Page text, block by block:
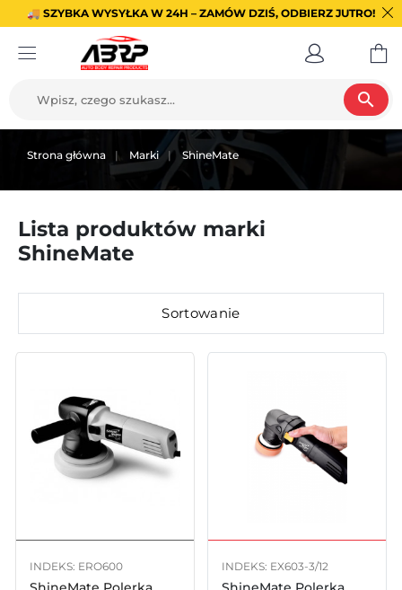
🚚 SZYBKA WYSYŁKA W 24H – ZAMÓW DZIŚ, ODBIERZ JUTRO!
search
Strona główna Marki ShineMate
Lista produktów marki
ShineMate
Sortowanie
INDEKS: ERO600 INDEKS: EX603-3/12